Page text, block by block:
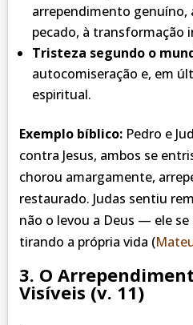
arrependimento genuíno,
pecado, à transformação
Tristeza segundo o
autocomiseração e, em
espiritual.
Exemplo bíblico: Pedro e
contra Jesus, ambos se
chorou amargamente,
restaurado. Judas sentiu
não o levou a Deus — ele
tirando a própria vida (
3. O
Visíveis (v. 11)